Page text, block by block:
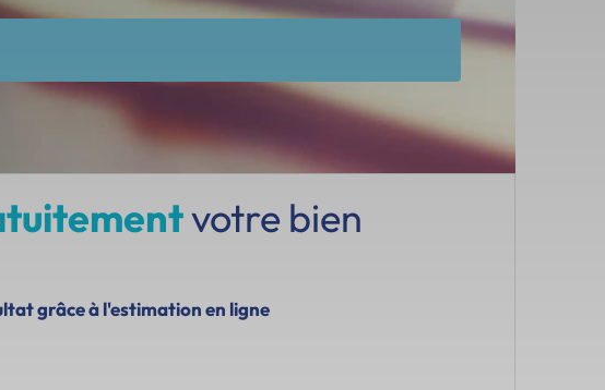
votre bien
grâce à l'estimation en ligne